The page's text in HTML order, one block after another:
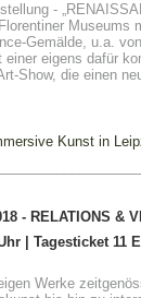
-
Museums
Gemälde, u.a.
einer eigens dafür
Show, die einen
Kunst in
- RELATIONS &
| Tagesticket
Werke